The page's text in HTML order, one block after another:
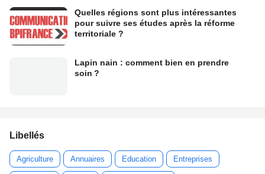
Quelles régions sont plus intéressantes
pour suivre ses études après la réforme
territoriale ?
Lapin nain : comment bien en prendre
soin ?
Libellés
Agriculture Annuaires Education Entreprises